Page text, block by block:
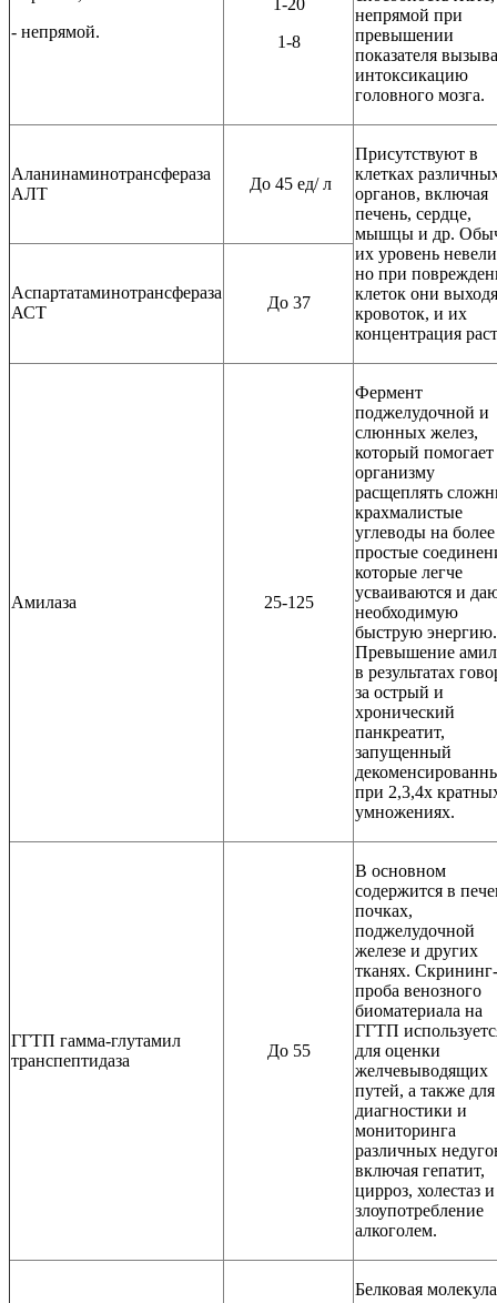
- непрямой.
1-20
1-8
непрямой при
превышении
показателя
интоксикацию
головного мозга.
Аланинаминотрансфераза
АЛТ
До 45 ед/ л
Присутствуют в
клетках
органов, включая
печень, сердце,
мышцы и др.
их уровень
но при
клеток они
кровоток, и их
концентрация
Аспартатаминотрансфераза
АСТ
До 37
Амилаза 25-125
Фермент
поджелудочной и
слюнных желез,
который помогает
организму
расщеплять
крахмалистые
углеводы на более
простые
которые легче
усваиваются и
необходимую
быструю энергию.
Превышение
в результатах
за острый и
хронический
панкреатит,
запущенный
при 2,3,4х
умножениях.
ГГТП гамма-глутамил
транспептидаза
До 55
В основном
содержится в
почках,
поджелудочной
железе и других
тканях. Скрининг-
проба венозного
биоматериала на
ГГТП
для оценки
желчевыводящих
путей, а также для
диагностики и
мониторинга
различных
включая гепатит,
цирроз, холестаз и
злоупотребление
алкоголем.
Белковая